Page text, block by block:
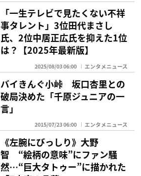
「一生テレビで見たくない不祥
事タレント」3位田代まさし
氏、2位中居正広氏を抑えた1位
は？【2025年最新版】
2025/08/03 06:00 エンタメニュース
バイきんぐ小峠 坂口杏里との
破局決めた「千原ジュニアの一
言」
2015/07/23 06:00 エンタメニュース
《左腕にびっしり》大野
智 “絵柄の意味”にファン騒
然…“巨大タトゥー”に描かれた